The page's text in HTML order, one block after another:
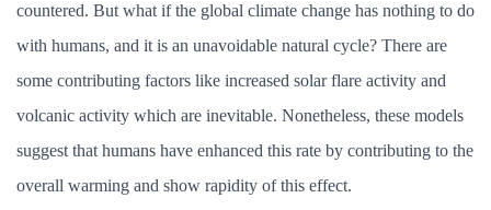
countered. But what if the global climate change has nothing to do
with humans, and it is an unavoidable natural cycle? There are
some contributing factors like increased solar flare activity and
volcanic activity which are inevitable. Nonetheless, these models
suggest that humans have enhanced this rate by contributing to the
overall warming and show rapidity of this effect.